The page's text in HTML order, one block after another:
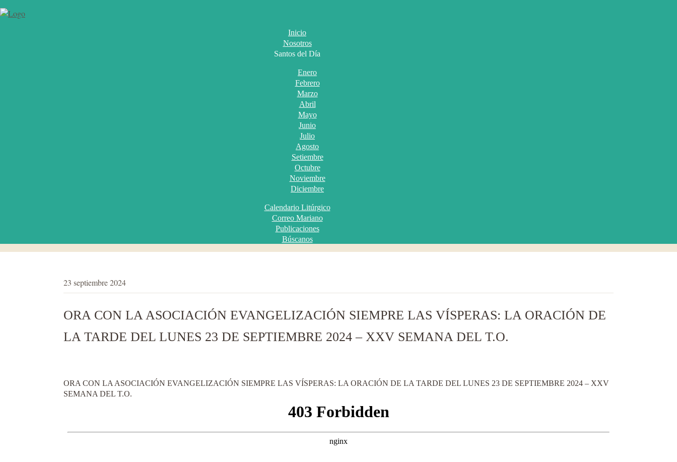
Inicio
Nosotros
Santos del Día
Enero
Febrero
Marzo
Abril
Mayo
Junio
Julio
Agosto
Setiembre
Octubre
Noviembre
Diciembre
Calendario Litúrgico
Correo Mariano
Publicaciones
Búscanos
23 septiembre 2024
ORA CON LA ASOCIACIÓN EVANGELIZACIÓN SIEMPRE LAS VÍSPERAS: LA ORACIÓN DE
LA TARDE DEL LUNES 23 DE SEPTIEMBRE 2024 – XXV SEMANA DEL T.O.
ORA CON LA ASOCIACIÓN EVANGELIZACIÓN SIEMPRE LAS VÍSPERAS: LA ORACIÓN DE LA TARDE DEL LUNES 23 DE SEPTIEMBRE 2024 – XXV
SEMANA DEL T.O.